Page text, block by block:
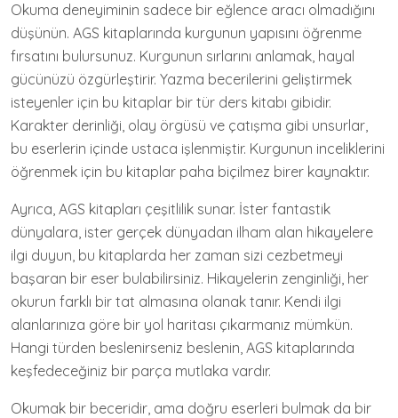
Okuma deneyiminin sadece bir eğlence aracı olmadığını
düşünün. AGS kitaplarında kurgunun yapısını öğrenme
fırsatını bulursunuz. Kurgunun sırlarını anlamak, hayal
gücünüzü özgürleştirir. Yazma becerilerini geliştirmek
isteyenler için bu kitaplar bir tür ders kitabı gibidir.
Karakter derinliği, olay örgüsü ve çatışma gibi unsurlar,
bu eserlerin içinde ustaca işlenmiştir. Kurgunun inceliklerini
öğrenmek için bu kitaplar paha biçilmez birer kaynaktır.
Ayrıca, AGS kitapları çeşitlilik sunar. İster fantastik
dünyalara, ister gerçek dünyadan ilham alan hikayelere
ilgi duyun, bu kitaplarda her zaman sizi cezbetmeyi
başaran bir eser bulabilirsiniz. Hikayelerin zenginliği, her
okurun farklı bir tat almasına olanak tanır. Kendi ilgi
alanlarınıza göre bir yol haritası çıkarmanız mümkün.
Hangi türden beslenirseniz beslenin, AGS kitaplarında
keşfedeceğiniz bir parça mutlaka vardır.
Okumak bir beceridir, ama doğru eserleri bulmak da bir